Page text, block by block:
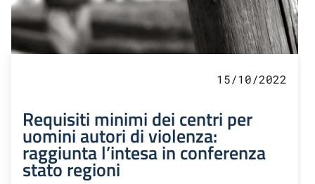
15/10/2022
Requisiti minimi dei centri per
uomini autori di violenza:
raggiunta l’intesa in conferenza
stato regioni